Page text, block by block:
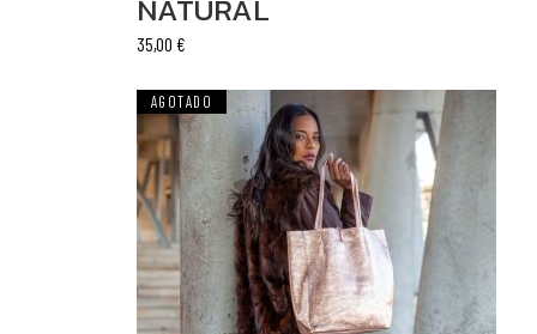
NATURAL
35,00 €
AGOTADO